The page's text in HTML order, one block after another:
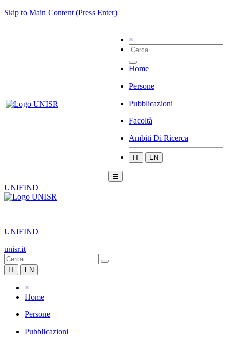
Skip to Main Content (Press Enter)
×
Home
Persone
Pubblicazioni
Facoltà
Ambiti Di Ricerca
IT EN
☰
UNIFIND
|
UNIFIND
unisr.it
IT EN
×
Home
Persone
Pubblicazioni